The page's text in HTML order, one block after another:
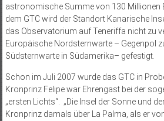
astronomische Summe von 130 Millionen
dem GTC wird der Standort Kanarische
das Observatorium auf Teneriffa nicht zu
Europäische Nordsternwarte – Gegenpol
Südsternwarte in Südamerika– gefestigt.
Schon im Juli 2007 wurde das GTC in
Kronprinz Felipe war Ehrengast bei der
„ers­ten Lichts“. „Die Insel der Sonne und
Kronprinz damals über La Palma, als er